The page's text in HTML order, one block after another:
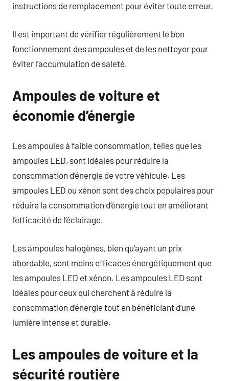
instructions de remplacement pour éviter toute erreur.
Il est important de vérifier régulièrement le bon
fonctionnement des ampoules et de les nettoyer pour
éviter l’accumulation de saleté.
Ampoules de voiture et
économie d’énergie
Les ampoules à faible consommation, telles que les
ampoules LED, sont idéales pour réduire la
consommation d’énergie de votre véhicule. Les
ampoules LED ou xénon sont des choix populaires pour
réduire la consommation d’énergie tout en améliorant
l’efficacité de l’éclairage.
Les ampoules halogènes, bien qu’ayant un prix
abordable, sont moins efficaces énergétiquement que
les ampoules LED et xénon. Les ampoules LED sont
idéales pour ceux qui cherchent à réduire la
consommation d’énergie tout en bénéficiant d’une
lumière intense et durable.
Les ampoules de voiture et la
sécurité routière